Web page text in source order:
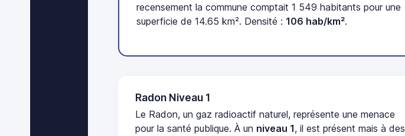
recensement la commune comptait 1 549 habitants pour une
superficie de 14.65 km². Densité : 106 hab/km².
Radon Niveau 1
Le Radon, un gaz radioactif naturel, représente une menace
pour la santé publique. À un niveau 1, il est présent mais à des